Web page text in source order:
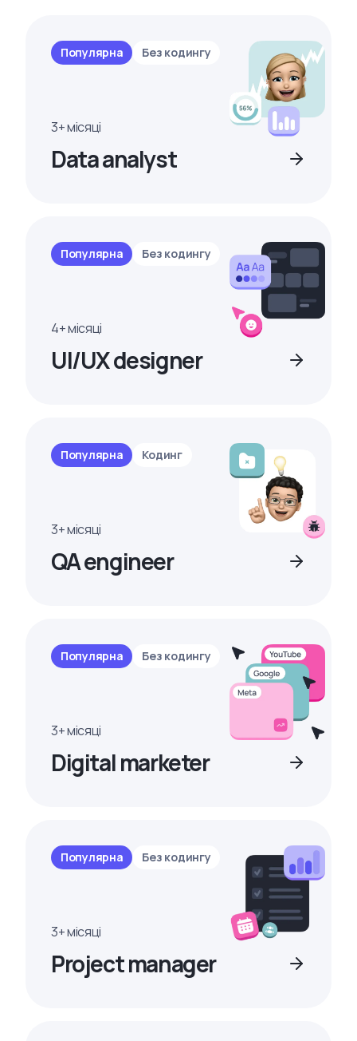
Популярна Без кодингу
3+ місяці
Data analyst
Популярна Без кодингу
4+ місяці
UI/UX designer
Популярна Кодинг
3+ місяці
QA engineer
Популярна Без кодингу
3+ місяці
Digital marketer
Популярна Без кодингу
3+ місяці
Project manager